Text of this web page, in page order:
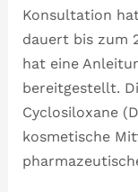
Konsultation
dauert bis zum
hat eine
bereitgestellt.
Cyclosiloxane
kosmetische